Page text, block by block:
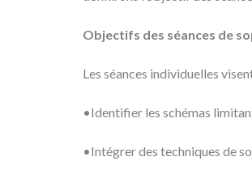
Objectifs des séances de
Les séances individuelles
•Identifier les schémas
•Intégrer des techniques de